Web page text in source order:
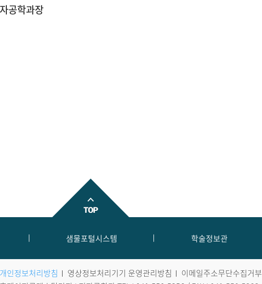
공학과장
샘물포털시스템 학술정보관
개인정보처리방침 영상정보처리기기 운영관리방침
이메일주소무단수집거부